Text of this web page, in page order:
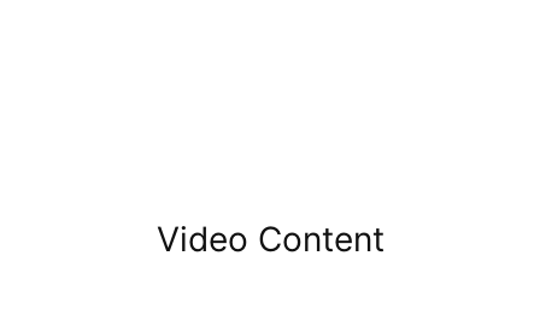
Video Content